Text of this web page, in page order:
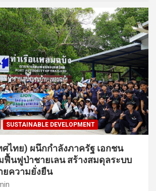
SUSTAINABLE DEVELOPMENT
ศไทย) ผนึกกำลังภาครัฐ เอกชน
นฟูป่าชายเลน สร้างสมดุลระบบ
ยความยั่งยืน